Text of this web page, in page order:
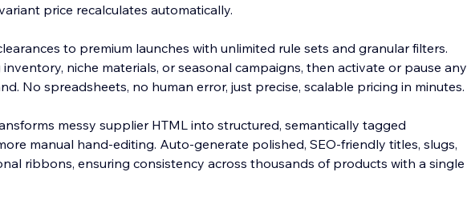
price recalculates automatically.
to premium launches with unlimited rule sets and granular filters.
niche materials, or seasonal campaigns, then activate or pause any
in minutes.
messy supplier HTML into structured, semantically tagged
manual hand-editing. Auto-generate polished, SEO-friendly titles, slugs,
ribbons, ensuring consistency across thousands of products with a single